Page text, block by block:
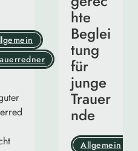
hte
Beglei
tung
für
junge
Trauer
nde
Allgemein